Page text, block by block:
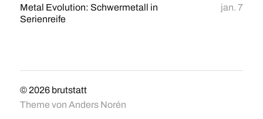
Metal Evolution: Schwermetall in
Serienreife
jan. 7
© 2026 brutstatt
Theme von Anders Norén